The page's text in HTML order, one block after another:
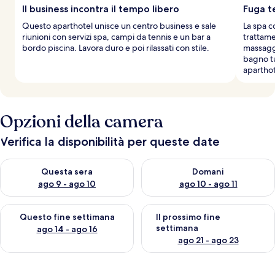
Il business incontra il tempo libero
Questo aparthotel unisce un centro business e sale
riunioni con servizi spa, campi da tennis e un bar a
bordo piscina. Lavora duro e poi rilassati con stile.
Fuga
La spa
bagno
Opzioni della camera
Verifica la disponibilità per queste date
Questa sera
ago 9 - ago 10
Verifica la disponibilità per questa sera, ago 9 - ago 10
Domani
ago 10 - ago 11
Verifica la disponibilità per
Questo fine settimana
ago 14 - ago 16
Verifica la disponibilità per questo fine settimana, ago 14 -
Il prossimo fine
settimana
ago 21 - ago 23
Verifica la disponibilità per il